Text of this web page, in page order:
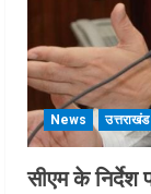
News उत्तराखंड
सीएम के निर्देश